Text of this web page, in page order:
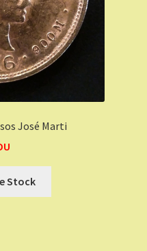
José Marti
Stock